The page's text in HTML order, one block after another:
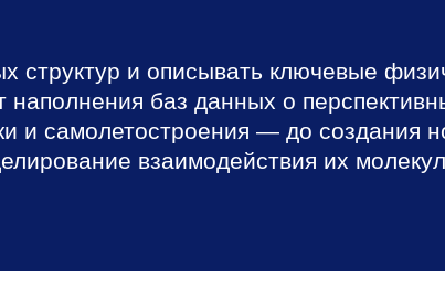
структур и описывать ключевые
наполнения баз данных о
и самолетостроения — до создания
взаимодействия их молекул